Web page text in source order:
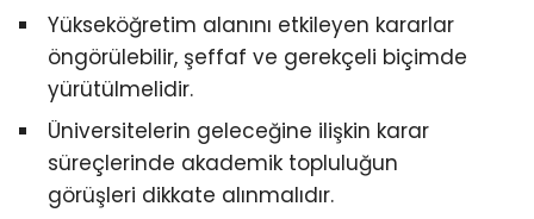
Yükseköğretim alanını etkileyen kararlar
öngörülebilir, şeffaf ve gerekçeli biçimde
yürütülmelidir.
Üniversitelerin geleceğine ilişkin karar
süreçlerinde akademik topluluğun
görüşleri dikkate alınmalıdır.